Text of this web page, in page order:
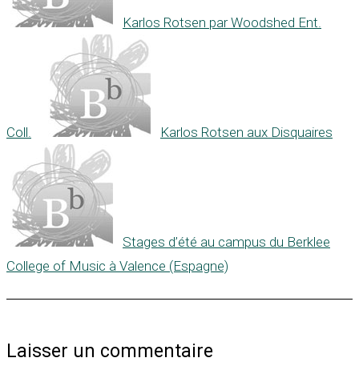
Karlos Rotsen par Woodshed Ent.
Coll. Karlos Rotsen aux Disquaires
Stages d’été au campus du Berklee
College of Music à Valence (Espagne)
Laisser un commentaire